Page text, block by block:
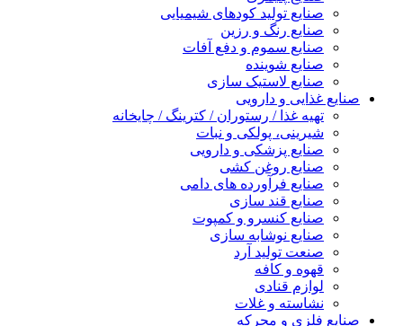
صنایع تولید کودهای شیمیایی
صنایع رنگ و رزین
صنایع سموم و دفع آفات
صنایع شوینده
صنایع لاستیک سازی
صنایع غذایی و دارویی
تهیه غذا / رستوران / کترینگ / چایخانه
شیرینی، پولکی و نبات
صنایع پزشکی و دارویی
صنایع روغن کشی
صنایع فرآورده های دامی
صنایع قند سازی
صنایع کنسرو و کمپوت
صنایع نوشابه سازی
صنعت تولید آرد
قهوه و کافه
لوازم قنادی
نشاسته و غلات
صنایع فلزی و محرکه